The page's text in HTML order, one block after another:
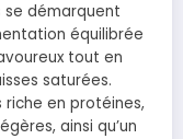
se démarquent
équilibrée
tout en
saturées.
riche en protéines,
ainsi qu’un